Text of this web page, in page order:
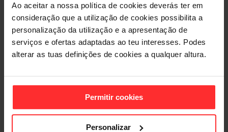
Ao aceitar a nossa política de cookies deverás ter em
consideração que a utilização de cookies possibilita a
personalização da utilização e a apresentação de
serviços e ofertas adaptadas ao teu interesses. Podes
alterar as tuas definições de cookies a qualquer altura.
Permitir cookies
Personalizar
CABLES
CORE
Onde estamos